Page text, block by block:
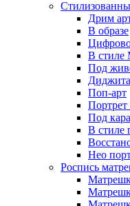
Дрим
В образе
В стиле
Под
Поп-арт
Портрет
Под
В стиле
Нео
Роспись